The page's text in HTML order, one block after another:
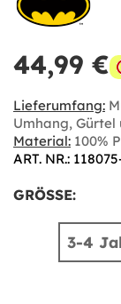
44,99 €
Lieferumfang:
Umhang, Gürtel
Material: 100%
ART. NR.:
GRÖSSE:
3-4